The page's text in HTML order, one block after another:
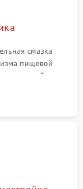
смазка
пищевой
масел.